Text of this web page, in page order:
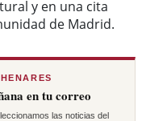
y en una cita
de Madrid.
en tu correo
las noticias del